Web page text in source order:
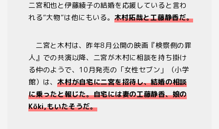
二宮和也と伊藤綾子の結婚を応援していると言わ
れる“大物”は他にもいる。 木村拓哉と工藤静香だ。
二宮と木村は、昨年8月公開の映画『検察側の罪
人』での共演以降、二宮が木村に相談を持ち掛け
る仲のようで、10月発売の「女性セブン」（小学
館）は、木村が自宅に二宮を招待し、結婚の相談
に乗ったと報じた。自宅には妻の工藤静香、娘の
Kōki,もいたそうだ。